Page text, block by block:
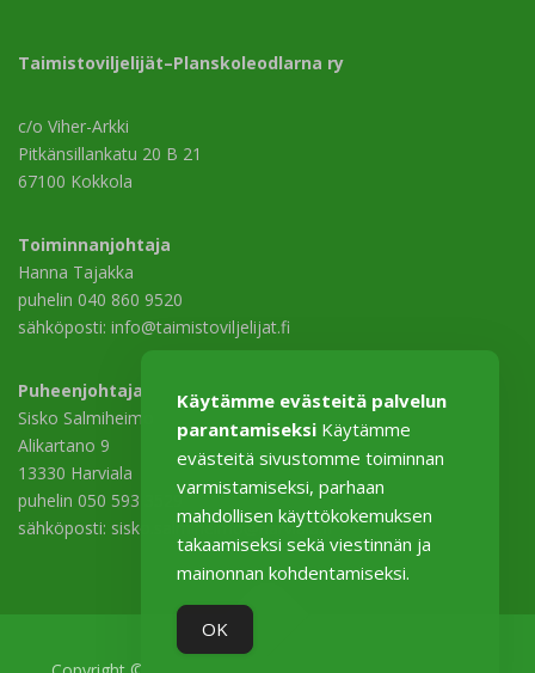
Taimistoviljelijät–Planskoleodlarna ry
c/o Viher-Arkki
Pitkänsillankatu 20 B 21
67100 Kokkola
Toiminnanjohtaja
Hanna Tajakka
puhelin 040 860 9520
sähköposti: info@taimistoviljelijat.fi
Puheenjohtaja
Sisko Salmiheimo
Alikartano 9
13330 Harviala
puhelin 050 593 3529
sähköposti: sisko.salmiheimo@harviala.fi
Käytämme evästeitä palvelun
parantamiseksi Käytämme
evästeitä sivustomme toiminnan
varmistamiseksi, parhaan
mahdollisen käyttökokemuksen
takaamiseksi sekä viestinnän ja
mainonnan kohdentamiseksi.
OK